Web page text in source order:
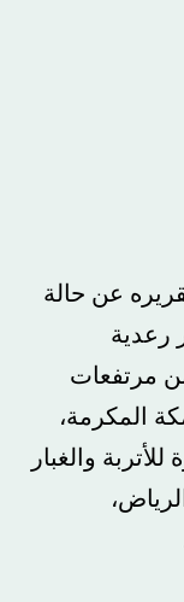
عن حالة
رعدية
مرتفعات
المكرمة،
والغبار